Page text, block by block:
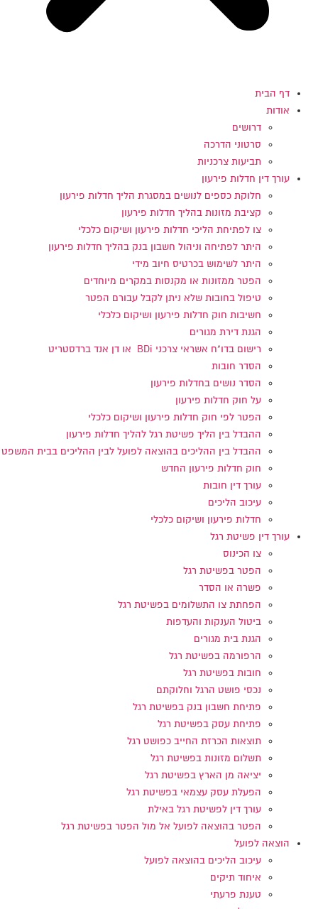
דף הבית
אודות
דרושים
סרטוני הדרכה
תביעות צרכניות
עורך דין חדלות פירעון
חלוקת כספים לנושים במסגרת הליך חדלות פירעון
קציבת מזונות בהליך חדלות פירעון
צו לפתיחת הליכי חדלות פירעון ושיקום כלכלי
היתר לפתיחה וניהול חשבון בנק בהליך חדלות פירעון
היתר לשימוש בכרטיס חיוב מידי
הפטר ממזונות או מקנסות במקרים מיוחדים
טיפול בחובות שלא ניתן לקבל עבורם הפטר
חשיבות חוק חדלות פירעון ושיקום כלכלי
הגנת דירת מגורים
רישום בדו"ח אשראי צרכני BDi או דן אנד ברדסטריט
הסדר חובות
הסדר נושים בחדלות פירעון
על חוק חדלות פירעון
הפטר לפי חוק חדלות פירעון ושיקום כלכלי
ההבדל בין הליך פשיטת רגל להליך חדלות פירעון
ההבדל בין ההליכים בהוצאה לפועל לבין ההליכים בבית המשפט
חוק חדלות פירעון החדש
עורך דין חובות
עיכוב הליכים
חדלות פירעון ושיקום כלכלי
עורך דין פשיטת רגל
צו הכינוס
הפטר בפשיטת רגל
פשרה או הסדר
הפחתת צו התשלומים בפשיטת רגל
ביטול הענקות והעדפות
הגנת בית מגורים
הרפורמה בפשיטת רגל
חובות בפשיטת רגל
נכסי פושט הרגל וחלוקתם
פתיחת חשבון בנק בפשיטת רגל
פתיחת עסק בפשיטת רגל
תוצאות הכרזת החייב כפושט רגל
תשלום מזונות בפשיטת רגל
יציאה מן הארץ בפשיטת רגל
הפעלת עסק עצמאי בפשיטת רגל
עורך דין לפשיטת רגל באילת
הפטר בהוצאה לפועל אל מול הפטר בפשיטת רגל
הוצאה לפועל
עיכוב הליכים בהוצאה לפועל
איחוד תיקים
טענת פרעתי